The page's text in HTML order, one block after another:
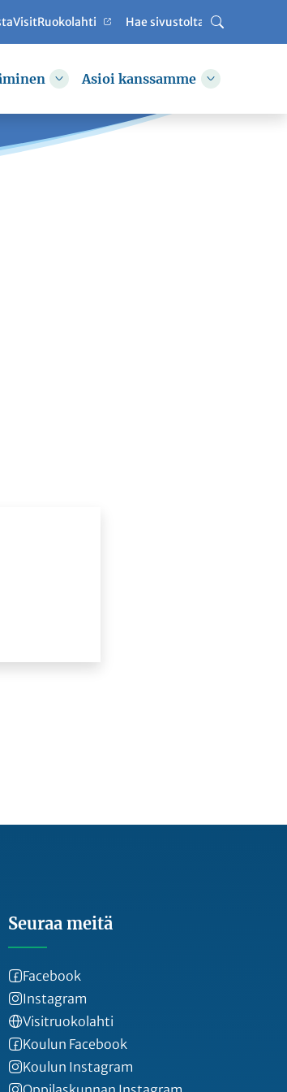
VisitRuokolahti
Haku
Vaihda alasvetovalikkoa
Asioi kanssamme
Vaihda
Seuraa meitä
Facebook
Instagram
Visitruokolahti
Koulun Facebook
Koulun Instagram